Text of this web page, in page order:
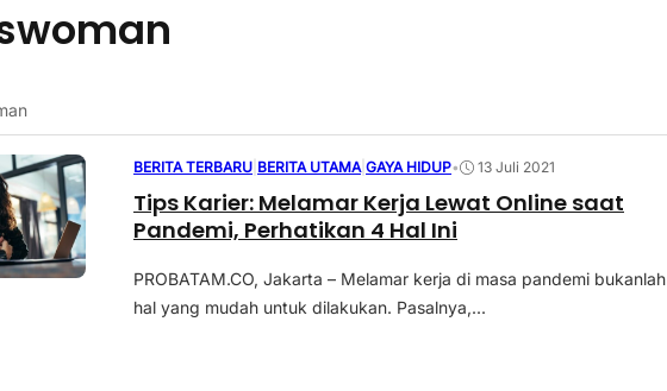
BERITA TERBARU BERITA UTAMA |GAYA HIDUP• 13 Juli 2021
Tips Karier: Melamar Kerja Lewat Online saat
Pandemi, Perhatikan 4 Hal Ini
PROBATAM.CO, Jakarta – Melamar kerja di masa pandemi bukanlah
hal yang mudah untuk dilakukan. Pasalnya,...